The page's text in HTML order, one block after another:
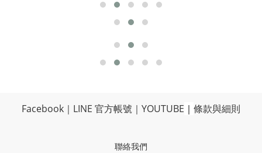
Facebook ｜ LINE 官方帳號 ｜ YOUTUBE ｜ 條款與細則
聯絡我們